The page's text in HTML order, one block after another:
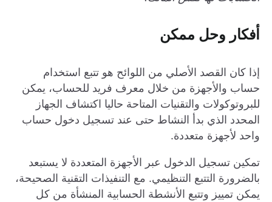
أفكار وحل ممكن
إذا كان القصد الأصلي من اللوائح هو تتبع استخدام
حساب والأجهزة من خلال معرف فريد للحساب، يمكن
للبروتوكولات والتقنيات المتاحة حاليا اكتشاف الجهاز
المحدد الذي بدأ النشاط حتى عند تسجيل دخول حساب
واحد لأجهزة متعددة.
تمكين تسجيل الدخول عبر الأجهزة المتعددة لا يستبعد
بالضرورة التتبع التنظيمي. مع التنفيذات التقنية الصحيحة،
يمكن تمييز وتتبع الأنشطة الحسابية المنشأة من كل